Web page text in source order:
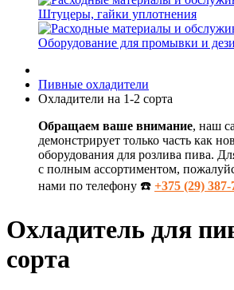
Штуцеры, гайки уплотнения
Оборудование для промывки и
Пивные охладители
Охладители на 1-2 сорта
Обращаем ваше внимание, наш
демонстрирует только часть как
оборудования для розлива пива.
с полным ассортиментом,
нами по телефону ☎️ +375 (29) 387-
Охладитель для
сорта